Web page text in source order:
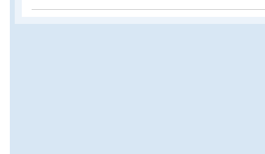
進化の軌跡、管と同じ様に、配管装置